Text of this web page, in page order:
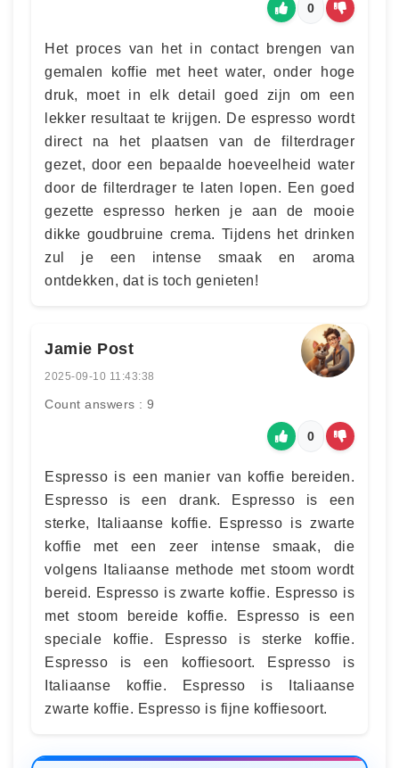
0
Het proces van het in contact brengen van
gemalen koffie met heet water, onder hoge
druk, moet in elk detail goed zijn om een
lekker resultaat te krijgen. De espresso wordt
direct na het plaatsen van de filterdrager
gezet, door een bepaalde hoeveelheid water
door de filterdrager te laten lopen. Een goed
gezette espresso herken je aan de mooie
dikke goudbruine crema. Tijdens het drinken
zul je een intense smaak en aroma
ontdekken, dat is toch genieten!
Jamie Post
2025-09-10 11:43:38
Count answers : 9
0
Espresso is een manier van koffie bereiden.
Espresso is een drank. Espresso is een
sterke, Italiaanse koffie. Espresso is zwarte
koffie met een zeer intense smaak, die
volgens Italiaanse methode met stoom wordt
bereid. Espresso is zwarte koffie. Espresso is
met stoom bereide koffie. Espresso is een
speciale koffie. Espresso is sterke koffie.
Espresso is een koffiesoort. Espresso is
Italiaanse koffie. Espresso is Italiaanse
zwarte koffie. Espresso is fijne koffiesoort.